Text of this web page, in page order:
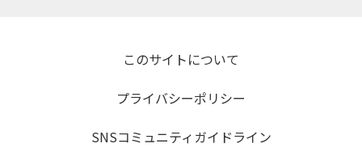
このサイトについて
プライバシーポリシー
SNSコミュニティガイドライン